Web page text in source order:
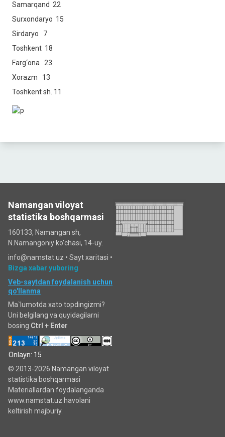
Samarqand 22
Surxondaryo 15
Sirdaryo 7
Toshkent 18
Farg‘ona 23
Xorazm 13
Toshkent sh. 11
Namangan viloyat
statistika boshqarmasi
160133, Namangan sh,
N.Namangoniy ko'chasi, 14-uy.
info@namstat.uz • Sayt xaritasi •
Bizga xabar yuboring
Veb-saytdan foydalanish uchun
qo'llanma
Ma`lumotda xato topdingizmi?
Uni belgilang va quyidagilarni
bosing Ctrl + Enter
Onlayn: 15
© 2013-2026 Namangan viloyat
statistika boshqarmasi
Materiallardan foydalanganda
www.namstat.uz havolani
keltirish majburiy.